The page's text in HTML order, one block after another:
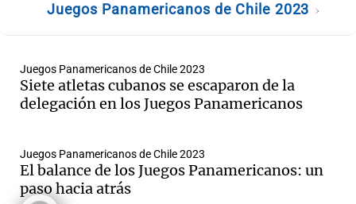
Juegos Panamericanos de Chile 2023
Juegos Panamericanos de Chile 2023
Siete atletas cubanos se escaparon de la
delegación en los Juegos Panamericanos
Juegos Panamericanos de Chile 2023
El balance de los Juegos Panamericanos: un
paso hacia atrás